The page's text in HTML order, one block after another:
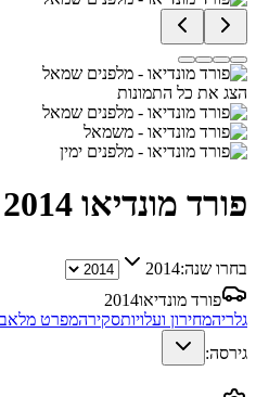
הצג את כל התמונות
פורד מונדיאו 2014
בחרו שנה:2014
פורד מונדיאו2014
גלריהמחירון ועלויותסקירהמפרט מלא
גירסה: